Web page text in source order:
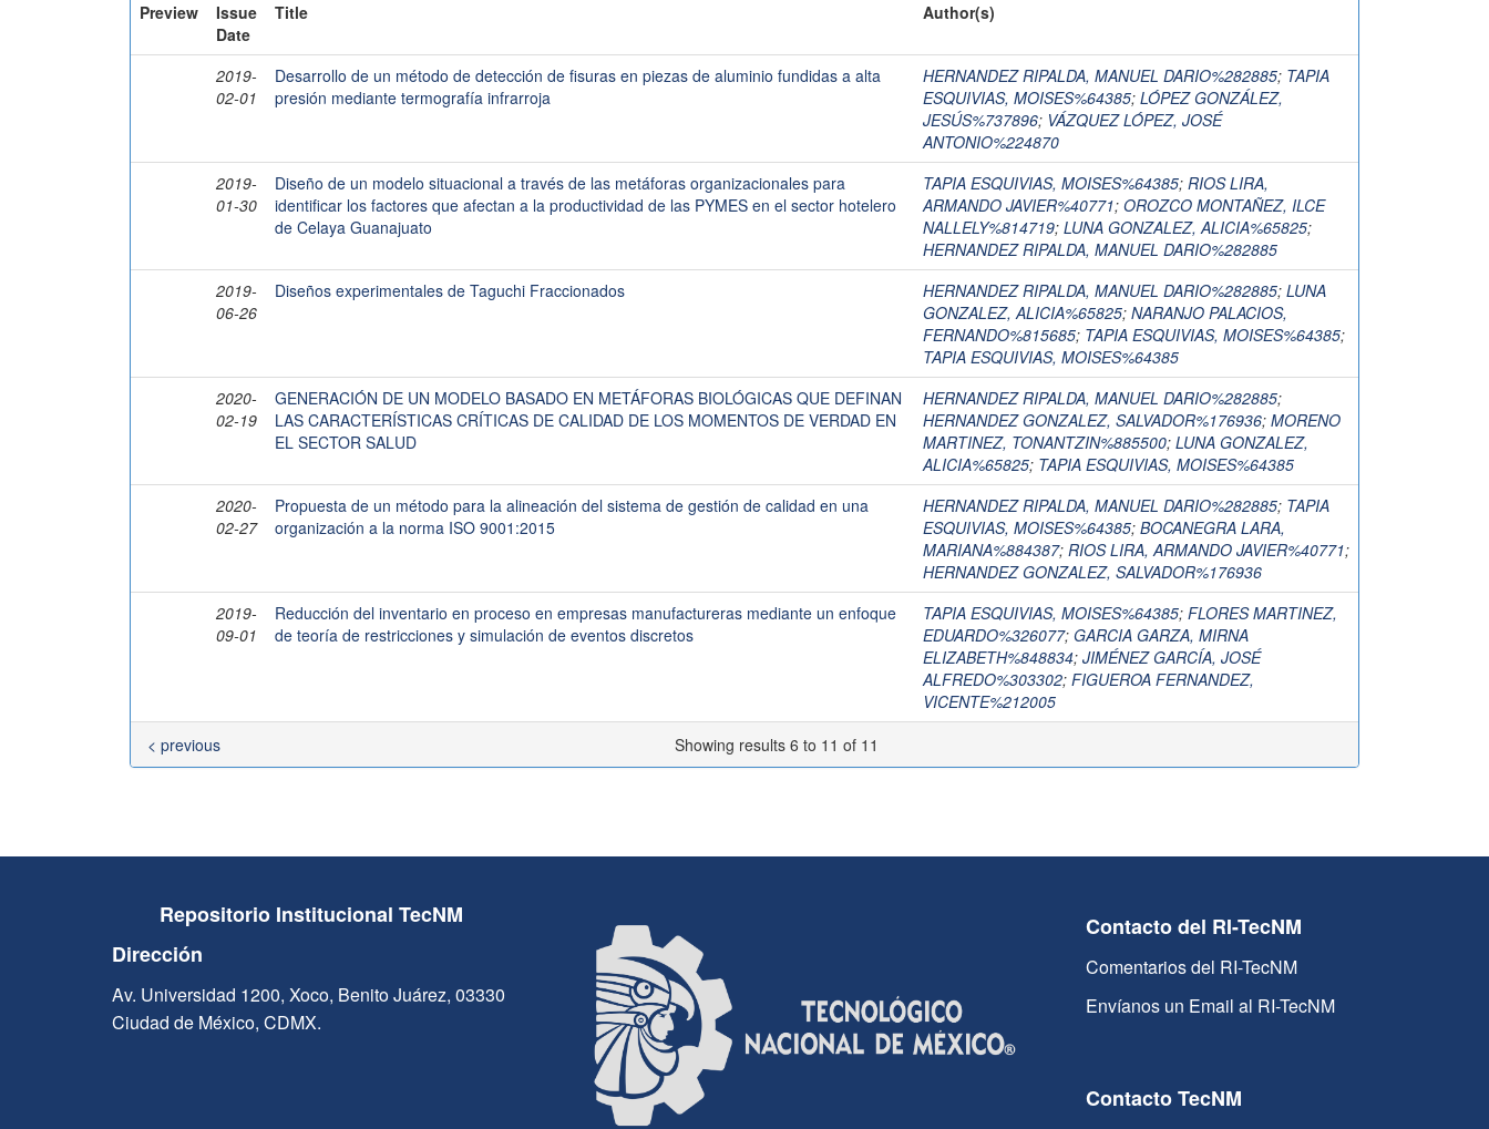
Preview
Issue
Date
Title Author(s)
2019-
02-01
Desarrollo de un método de detección de fisuras en piezas de aluminio fundidas a alta
presión mediante termografía infrarroja
HERNANDEZ RIPALDA, MANUEL DARIO%282885; TAPIA
ESQUIVIAS, MOISES%64385; LÓPEZ GONZÁLEZ,
JESÚS%737896; VÁZQUEZ LÓPEZ, JOSÉ
ANTONIO%224870
2019-
01-30
Diseño de un modelo situacional a través de las metáforas organizacionales para
identificar los factores que afectan a la productividad de las PYMES en el sector hotelero
de Celaya Guanajuato
TAPIA ESQUIVIAS, MOISES%64385; RIOS LIRA,
ARMANDO JAVIER%40771; OROZCO MONTAÑEZ, ILCE
NALLELY%814719; LUNA GONZALEZ, ALICIA%65825;
HERNANDEZ RIPALDA, MANUEL DARIO%282885
2019-
06-26
Diseños experimentales de Taguchi Fraccionados HERNANDEZ RIPALDA, MANUEL DARIO%282885; LUNA
GONZALEZ, ALICIA%65825; NARANJO PALACIOS,
FERNANDO%815685; TAPIA ESQUIVIAS, MOISES%64385;
TAPIA ESQUIVIAS, MOISES%64385
2020-
02-19
GENERACIÓN DE UN MODELO BASADO EN METÁFORAS BIOLÓGICAS QUE DEFINAN
LAS CARACTERÍSTICAS CRÍTICAS DE CALIDAD DE LOS MOMENTOS DE VERDAD EN
EL SECTOR SALUD
HERNANDEZ RIPALDA, MANUEL DARIO%282885;
HERNANDEZ GONZALEZ, SALVADOR%176936; MORENO
MARTINEZ, TONANTZIN%885500; LUNA GONZALEZ,
ALICIA%65825; TAPIA ESQUIVIAS, MOISES%64385
2020-
02-27
Propuesta de un método para la alineación del sistema de gestión de calidad en una
organización a la norma ISO 9001:2015
HERNANDEZ RIPALDA, MANUEL DARIO%282885; TAPIA
ESQUIVIAS, MOISES%64385; BOCANEGRA LARA,
MARIANA%884387; RIOS LIRA, ARMANDO JAVIER%40771;
HERNANDEZ GONZALEZ, SALVADOR%176936
2019-
09-01
Reducción del inventario en proceso en empresas manufactureras mediante un enfoque
de teoría de restricciones y simulación de eventos discretos
TAPIA ESQUIVIAS, MOISES%64385; FLORES MARTINEZ,
EDUARDO%326077; GARCIA GARZA, MIRNA
ELIZABETH%848834; JIMÉNEZ GARCÍA, JOSÉ
ALFREDO%303302; FIGUEROA FERNANDEZ,
VICENTE%212005
Showing results 6 to 11 of 11
< previous
Repositorio Institucional TecNM
Dirección
Av. Universidad 1200, Xoco, Benito Juárez, 03330
Ciudad de México, CDMX.
Contacto del RI-TecNM
Comentarios del RI-TecNM
Envíanos un Email al RI-TecNM
Contacto TecNM